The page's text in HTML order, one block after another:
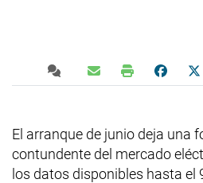
El arranque de junio deja una
contundente del mercado
los datos disponibles hasta el